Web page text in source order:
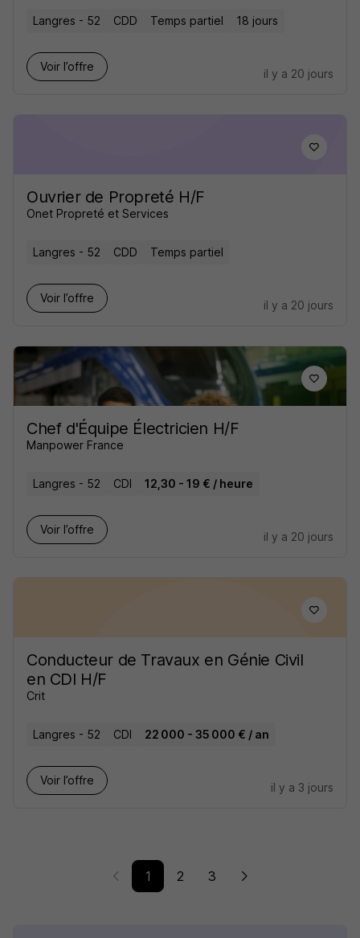
Langres - 52 CDD Temps partiel 18 jours
Voir l’offre
il y a 20 jours
Ouvrier de Propreté H/F
Onet Propreté et Services
Langres - 52 CDD Temps partiel
Voir l’offre
il y a 20 jours
Chef d'Équipe Électricien H/F
Manpower France
Langres - 52 CDI 12,30 - 19 € / heure
Voir l’offre
il y a 20 jours
Conducteur de Travaux en Génie Civil
en CDI H/F
Crit
Langres - 52 CDI 22 000 - 35 000 € / an
Voir l’offre
il y a 3 jours
1 2 3